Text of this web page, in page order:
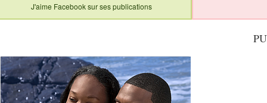
J'aime Facebook sur ses publications